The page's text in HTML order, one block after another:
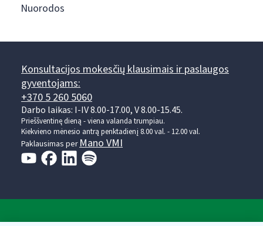
Nuorodos
Konsultacijos mokesčių klausimais ir paslaugos
gyventojams:
+370 5 260 5060
Darbo laikas: I-IV 8.00-17.00, V 8.00-15.45.
Prieššventinę dieną - viena valanda trumpiau.
Kiekvieno mėnesio antrą penktadienį 8.00 val. - 12.00 val.
Paklausimas per Mano VMI